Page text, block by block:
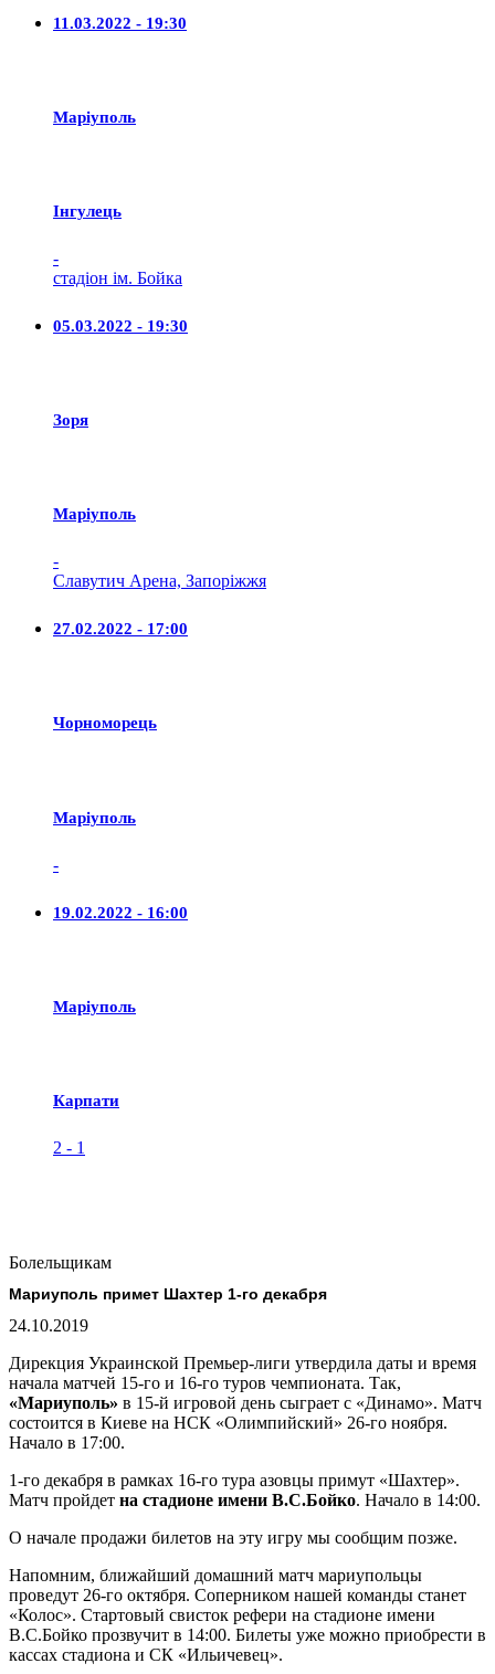
11.03.2022 - 19:30
Маріуполь
Iнгулець
-
стадіон ім. Бойка
05.03.2022 - 19:30
Зоря
Маріуполь
-
Славутич Арена, Запоріжжя
27.02.2022 - 17:00
Чорноморець
Маріуполь
-
19.02.2022 - 16:00
Маріуполь
Карпати
2 - 1
Болельщикам
Мариуполь примет Шахтер 1-го декабря
24.10.2019
Дирекция Украинской Премьер-лиги утвердила даты и время
начала матчей 15-го и 16-го туров чемпионата. Так,
«Мариуполь» в 15-й игровой день сыграет с «Динамо». Матч
состоится в Киеве на НСК «Олимпийский» 26-го ноября.
Начало в 17:00.
1-го декабря в рамках 16-го тура азовцы примут «Шахтер».
Матч пройдет на стадионе имени В.С.Бойко. Начало в 14:00.
О начале продажи билетов на эту игру мы сообщим позже.
Напомним, ближайший домашний матч мариупольцы
проведут 26-го октября. Соперником нашей команды станет
«Колос». Стартовый свисток рефери на стадионе имени
В.С.Бойко прозвучит в 14:00. Билеты уже можно приобрести в
кассах стадиона и СК «Ильичевец».